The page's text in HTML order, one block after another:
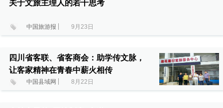
关于文旅主理人的若干思考
中国旅游报 9月23日
四川省客联、省客商会：助学传文脉，
让客家精神在青春中薪火相传
中国县域网 8月22日